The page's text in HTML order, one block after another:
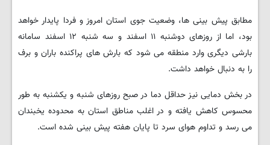
مطابق پیش بینی ها، وضعیت جوی استان امروز و فردا پایدار خواهد
بود، اما از روزهای دوشنبه ۱۱ اسفند و سه شنبه ۱۲ اسفند سامانه
بارشی دیگری وارد منطقه می شود که بارش های پراکنده باران و برف
را به دنبال خواهد داشت.
در بخش دمایی نیز حداقل دما در صبح روزهای شنبه و یکشنبه به طور
محسوس کاهش یافته و در اغلب مناطق استان به محدوده یخبندان
می رسد و تداوم هوای سرد تا پایان هفته پیش بینی شده است.